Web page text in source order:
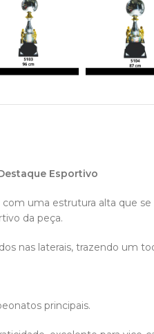
Esportivo
com uma estrutura alta que
da peça.
nas laterais, trazendo
principais.